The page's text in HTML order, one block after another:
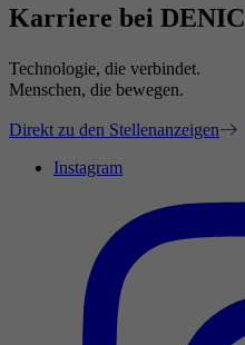
Karriere bei DENIC
Technologie, die verbindet.
Menschen, die bewegen.
Direkt zu den Stellenanzeigen
Instagram